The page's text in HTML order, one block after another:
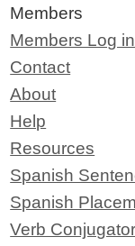
Members
Members Log in
Contact
About
Help
Resources
Spanish
Spanish
Verb Conjugator